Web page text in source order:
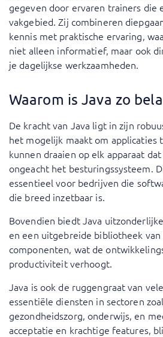
gegeven door ervaren trainers die
vakgebied. Zij combineren
kennis met praktische ervaring,
niet alleen informatief, maar ook
je dagelijkse werkzaamheden.
Waarom is Java zo
De kracht van Java ligt in zijn
het mogelijk maakt om applicaties
kunnen draaien op elk apparaat
ongeacht het besturingssysteem.
essentieel voor bedrijven die
die breed inzetbaar is.
Bovendien biedt Java
en een uitgebreide bibliotheek
componenten, wat de
productiviteit verhoogt.
Java is ook de ruggengraat van
essentiële diensten in sectoren
gezondheidszorg, onderwijs, en
acceptatie en krachtige features,